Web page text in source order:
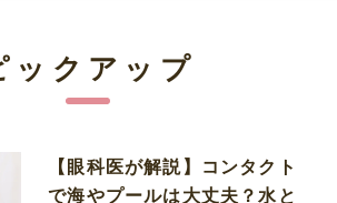
ックアップ
【眼科医が解説】コンタクト
で海やプールは大丈夫？水と